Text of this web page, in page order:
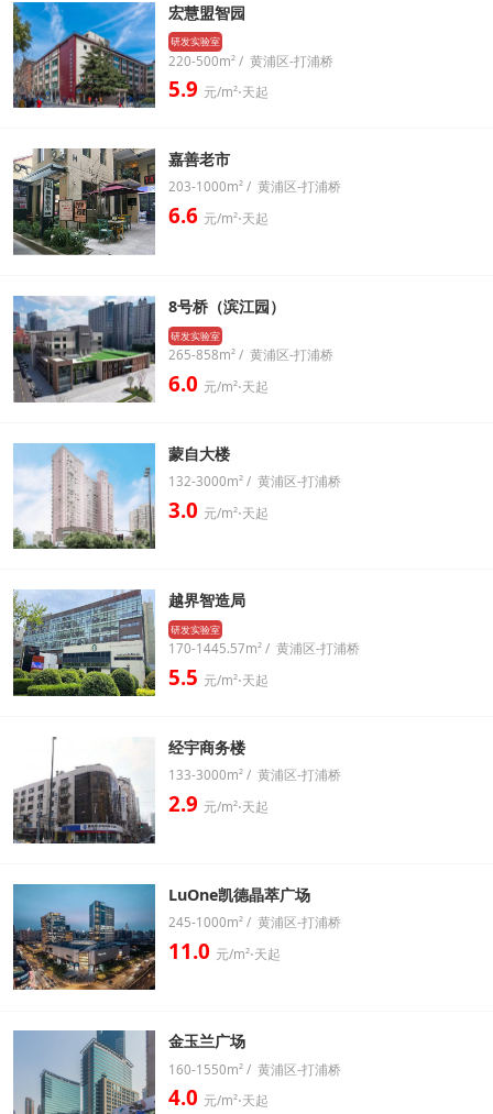
宏慧盟智园
研发实验室
220-500m² / 黄浦区-打浦桥
5.9 元/m²⋅天起
嘉善老市
203-1000m² / 黄浦区-打浦桥
6.6 元/m²⋅天起
8号桥（滨江园）
研发实验室
265-858m² / 黄浦区-打浦桥
6.0 元/m²⋅天起
蒙自大楼
132-3000m² / 黄浦区-打浦桥
3.0 元/m²⋅天起
越界智造局
研发实验室
170-1445.57m² / 黄浦区-打浦桥
5.5 元/m²⋅天起
经宇商务楼
133-3000m² / 黄浦区-打浦桥
2.9 元/m²⋅天起
LuOne凯德晶萃广场
245-1000m² / 黄浦区-打浦桥
11.0 元/m²⋅天起
金玉兰广场
160-1550m² / 黄浦区-打浦桥
4.0 元/m²⋅天起